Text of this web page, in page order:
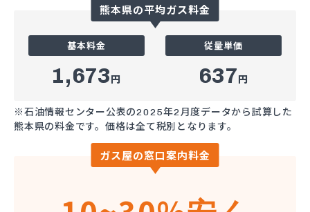
熊本県の平均ガス料金
基本料金
1,673円
従量単価
637円
※石油情報センター公表の2025年2月度データから試算した
熊本県の料金です。価格は全て税別となります。
ガス屋の窓口案内料金